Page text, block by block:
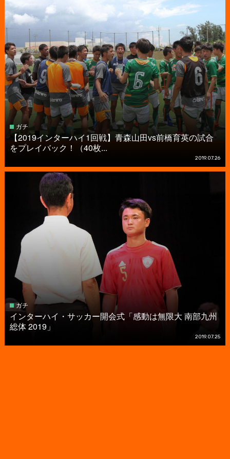
ガチ
【2019インターハイ1回戦】青森山田vs前橋育英の試合
をプレイバック！（40枚...
2019.07.26
ガチ
インターハイ・サッカー開会式「感動は無限大 南部九州
総体 2019」
2019.07.25